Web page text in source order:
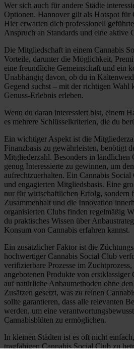
Wer sich auch für andere Städte
Optionen. Hannover gilt als Hotspot für
Hier erwarten dich professionell
Anspruch an Standards und eine aktive
Die Mitgliedschaft in einem Cannabis
Vorteile, darunter die Möglichkeit,
eine freundliche Gemeinschaft und ein
Unabhängig davon, ob du in
Gegend suchst – mit der richtigen Wahl
Genuss-Erlebnis erleben.
Wenn du daran interessiert bist, einem
es mehrere Schlüsselkriterien, die du
Ein wichtiger Aspekt ist die
Finanzbasis zu gewährleisten, benötigt
Mitgliederzahl. Besonders in ländlichen
genug Interessierte zu gewinnen, um
aufrechtzuerhalten. Ein Cannabis
und engagierten Mitgliedsbasis. Eine
nur für wirtschaftlichen Erfolg, sondern
Zusammenhalt und die Innovation
organisierten Clubs finden regelmäßig
du praktisches Wissen über
Konsum von Cannabis erfahren kannst.
Ein zusätzlicher Faktor ist die
hochwertiger Cannabis Social Club
verifizierbare Prozesse im
angebotenen Produkte von
auf natürliche Anbaumethoden ohne
Zusätzen gesetzt, was zu reinen
sollte garantieren, dass alle relevanten
werden, um eine
Cannabisblüten zu ermöglichen.
In kleinen Städten ist es oft nicht
tragfähigen Cannabis Social Club zu